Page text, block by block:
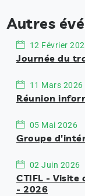
Autres
12 Février
Journée du
11 Mars 2026
Réunion
05 Mai 2026
Groupe
02 Juin 2026
CTIFL - Visite
- 2026